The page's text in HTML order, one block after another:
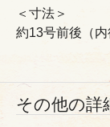
＜寸法＞
約13号前後（
その他の詳